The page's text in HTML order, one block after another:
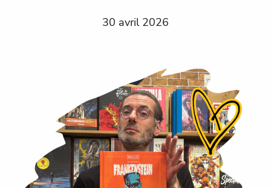
30 avril 2026